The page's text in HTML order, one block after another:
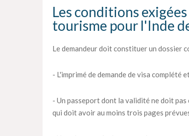
Les conditions
tourisme pour l'Inde
Le demandeur doit constituer un dossier
- L'imprimé de demande de visa complété
- Un passeport dont la validité ne doit
qui doit avoir au moins trois pages